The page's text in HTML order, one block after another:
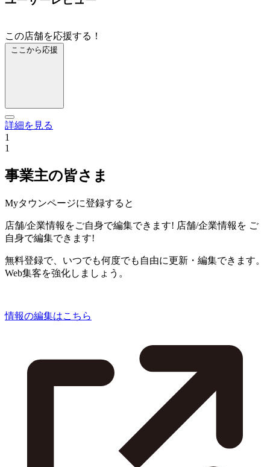
この店舗を応援する！
ここから応援
詳細を見る
1
1
事業主の皆さま
Myタウンページに登録すると
店舗/企業情報をご自身で編集できます! 店舗/企業情報を ご
自身で編集できます!
無料登録で、いつでも何度でも自由に更新・編集できます。
Web集客を強化しましょう。
情報の編集はこちら